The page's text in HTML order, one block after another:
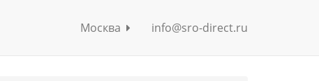
Москва info@sro-direct.ru